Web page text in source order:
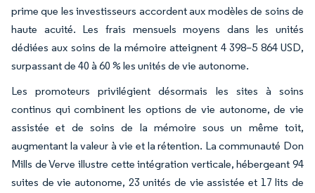
prime que les investisseurs accordent aux modèles de soins de
haute acuité. Les frais mensuels moyens dans les unités
dédiées aux soins de la mémoire atteignent 4 398–5 864 USD,
surpassant de 40 à 60 % les unités de vie autonome.
Les promoteurs privilégient désormais les sites à soins
continus qui combinent les options de vie autonome, de vie
assistée et de soins de la mémoire sous un même toit,
augmentant la valeur à vie et la rétention. La communauté Don
Mills de Verve illustre cette intégration verticale, hébergeant 94
suites de vie autonome, 23 unités de vie assistée et 17 lits de